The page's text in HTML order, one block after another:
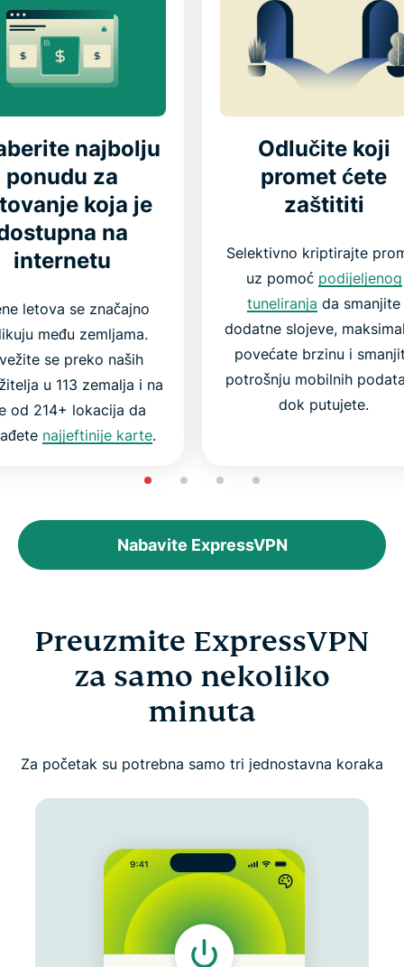
najbolju
ponudu za
koja je
na
internetu
letova se značajno
među zemljama.
se preko naših
u 113 zemalja i na
od 214+ lokacija da
najjeftinije karte.
Odlučite koji
promet ćete
zaštititi
Selektivno kriptirajte
uz pomoć podijeljenog
tuneliranja da smanjite
dodatne slojeve,
povećate brzinu i
potrošnju mobilnih
dok putujete.
Nabavite ExpressVPN
Preuzmite ExpressVPN
za samo nekoliko
minuta
Za početak su potrebna samo tri jednostavna koraka